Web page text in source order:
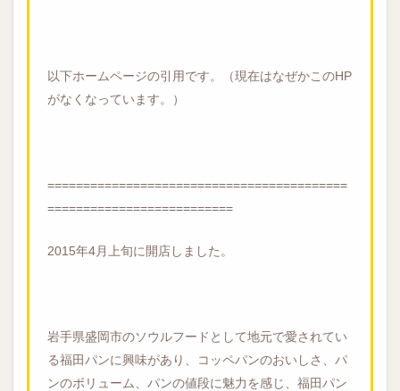
以下ホームページの引用です。（現在はなぜかこのHP
がなくなっています。）
==========================================
==========================
2015年4月上旬に開店しました。
岩手県盛岡市のソウルフードとして地元で愛されてい
る福田パンに興味があり、コッペパンのおいしさ、パ
ンのボリューム、パンの値段に魅力を感じ、福田パン